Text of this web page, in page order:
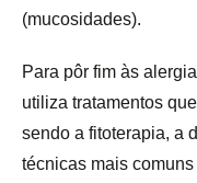
(mucosidades).
Para pôr fim às
utiliza tratamentos
sendo a fitoterapia, a
técnicas mais